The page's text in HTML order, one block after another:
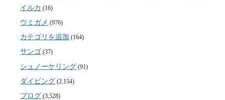
イルカ (16)
ウミガメ (976)
カテゴリを追加 (164)
サンゴ (37)
シュノーケリング (91)
ダイビング (2,154)
ブログ (3,528)